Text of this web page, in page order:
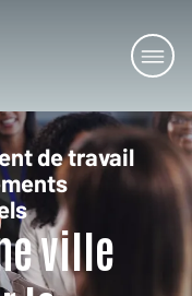
de travail
ville